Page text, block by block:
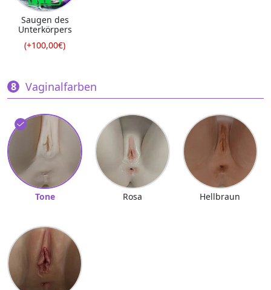
Saugen des
Unterkörpers
(+100,00€)
Vaginalfarben
Tone Rosa Hellbraun